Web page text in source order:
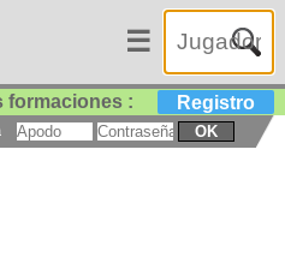
☰
formaciones : Registro
OK